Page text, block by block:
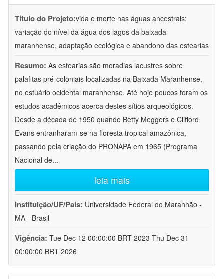
Título do Projeto:vida e morte nas águas ancestrais:
variação do nível da água dos lagos da baixada
maranhense, adaptação ecológica e abandono das estearias
Resumo: As estearias são moradias lacustres sobre
palafitas pré-coloniais localizadas na Baixada Maranhense,
no estuário ocidental maranhense. Até hoje poucos foram os
estudos acadêmicos acerca destes sítios arqueológicos.
Desde a década de 1950 quando Betty Meggers e Clifford
Evans entranharam-se na floresta tropical amazônica,
passando pela criação do PRONAPA em 1965 (Programa
Nacional de...
leia mais
Instituição/UF/País: Universidade Federal do Maranhão -
MA - Brasil
Vigência: Tue Dec 12 00:00:00 BRT 2023-Thu Dec 31
00:00:00 BRT 2026